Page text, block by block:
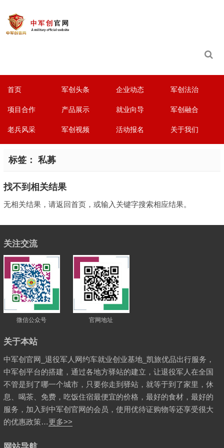
首页 军创头条 企业动态 军创法治
项目合作 产品展示 就业向导 军创融合
老兵风采 军创视频 活动报名 关于我们
标签： 私募
找不到相关结果
无相关结果，请返回首页，或输入关键字搜索相应结果。
关注交流
微信公众号 官网地址
关于本站
中军创官网_退役军人网约车就业创业基地_凯旅优品出行服务，
中军创平台的搭建，通过各地方驿站的建立，让退役军人在全国
不管是到了哪一个城市，只要你走到驿站，就等于到了家里，休
息、喝茶、免费，吃饭住宿最便宜的价格，最好的食材，最好的
服务，加入到中军创官网的会员，使用优待证购物等还享受很大
的优惠政策…更多>>